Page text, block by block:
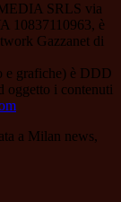
SRLS via
10837110963, è
Gazzanet di
e grafiche) è DDD
oggetto i contenuti
a Milan news,